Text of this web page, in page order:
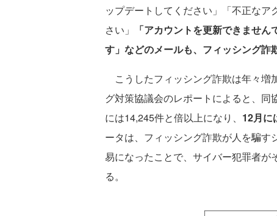
ップデートしてください」「不正な
さい」
「アカウントを更新できませ
す」などのメールも、フィッシング詐
こうしたフィッシング詐欺は年々増
グ対策協議会のレポートによると、同
には14,245件と倍以上になり、 12月に
ータは、フィッシング詐欺が人を騙
易になったことで、サイバー犯罪者が
る。